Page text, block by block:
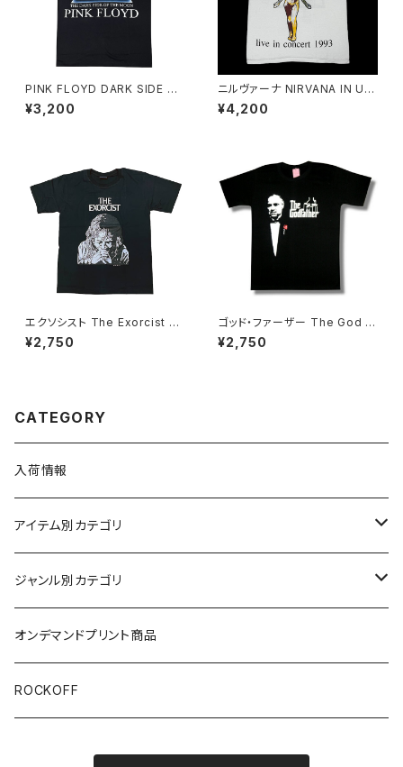
PINK FLOYD DARK SIDE OF
THE MOONＴシャツ ピンクフ
ロイド 狂気 ロックＴシャツ バン
¥3,200
ニルヴァーナ NIRVANA IN UT
ERO インユーテロ '93 ツアー
復刻 ロックTシャツ Tシャツ バ
¥4,200
エクソシスト The Exorcist ウ
ィリアム・フリードキン オカルト
映画Tシャツ 映画 tシャツ プレ
¥2,750
ゴッド・ファーザー The God F
ather マーロン・ブランド アル・
パチーノ 映画Tシャツ コッポラ
¥2,750
CATEGORY
入荷情報
アイテム別カテゴリ
半袖
ブラック/グレー系
ホワイト
長袖
キッズ
ジャンル別カテゴリ
オリジナルデザイン
スカルファミリー
映画Ｔシャツ
オンデマンドプリント商品
ROCKOFF